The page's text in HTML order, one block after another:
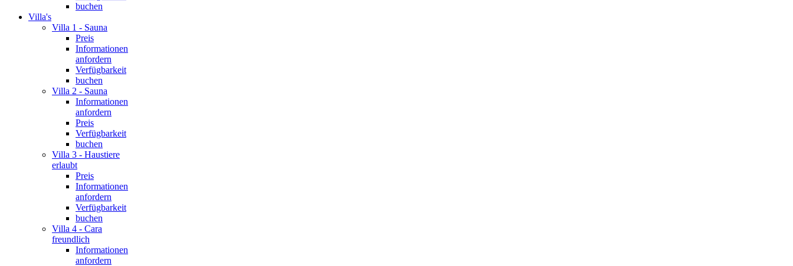
buchen
Villa's
Villa 1 - Sauna
Preis
Informationen
anfordern
Verfügbarkeit
buchen
Villa 2 - Sauna
Informationen
anfordern
Preis
Verfügbarkeit
buchen
Villa 3 - Haustiere
erlaubt
Preis
Informationen
anfordern
Verfügbarkeit
buchen
Villa 4 - Cara
freundlich
Informationen
anfordern